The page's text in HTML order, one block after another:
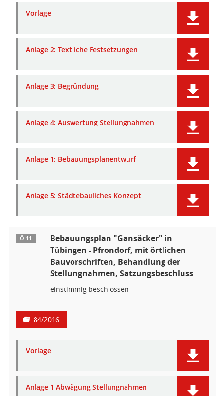
Vorlage
Anlage 2: Textliche Festsetzungen
Anlage 3: Begründung
Anlage 4: Auswertung Stellungnahmen
Anlage 1: Bebauungsplanentwurf
Anlage 5: Städtebauliches Konzept
Ö 11
Bebauungsplan "Gansäcker" in
Tübingen - Pfrondorf, mit örtlichen
Bauvorschriften, Behandlung der
Stellungnahmen, Satzungsbeschluss
einstimmig beschlossen
84/2016
Vorlage
Anlage 1 Abwägung Stellungnahmen